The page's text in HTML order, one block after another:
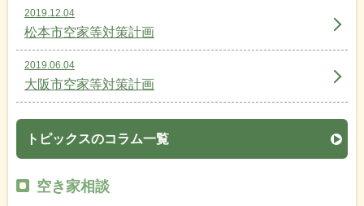
2019.12.04
松本市空家等対策計画
2019.06.04
大阪市空家等対策計画
トピックスのコラム一覧
空き家相談